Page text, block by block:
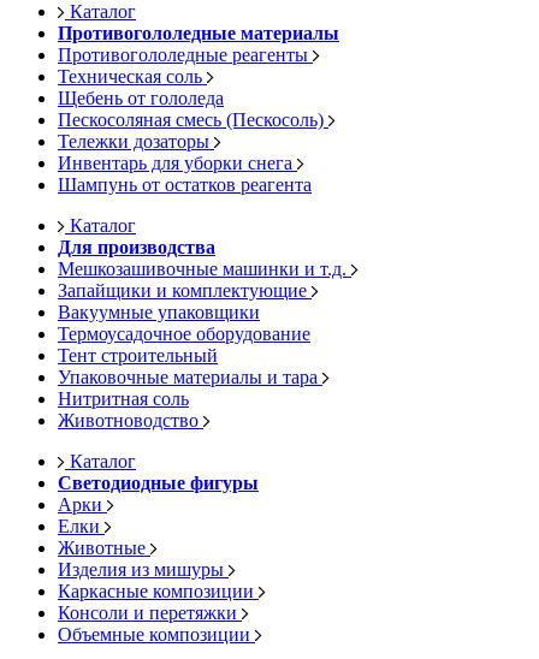
Каталог
Противогололедные материалы
Противогололедные реагенты
Техническая соль
Щебень от гололеда
Пескосоляная смесь (Пескосоль)
Тележки дозаторы
Инвентарь для уборки снега
Шампунь от остатков реагента
Каталог
Для производства
Мешкозашивочные машинки и т.д.
Запайщики и комплектующие
Вакуумные упаковщики
Термоусадочное оборудование
Тент строительный
Упаковочные материалы и тара
Нитритная соль
Животноводство
Каталог
Светодиодные фигуры
Арки
Елки
Животные
Изделия из мишуры
Каркасные композиции
Консоли и перетяжки
Объемные композиции